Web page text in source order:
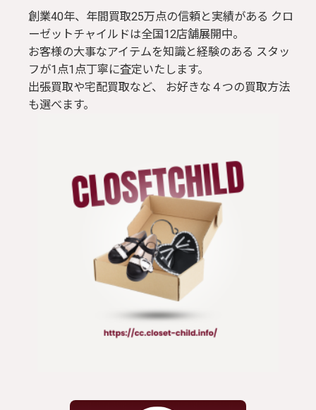
創業40年、年間買取25万点の信頼と実績がある クロ
ーゼットチャイルドは全国12店舗展開中。
お客様の大事なアイテムを知識と経験のある スタッ
フが1点1点丁寧に査定いたします。
出張買取や宅配買取など、 お好きな４つの買取方法
も選べます。